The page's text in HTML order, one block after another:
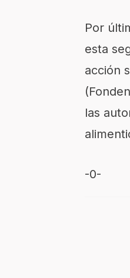
Por
esta
acción
las
-0-